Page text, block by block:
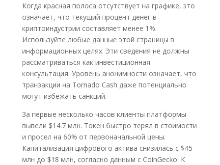
Когда красная полоса отсутствует на графике, это
означает, что текущий процент денег в
криптоиндустрии составляет менее 1%.
Используйте любые данные этой страницы в
информационных целях. Эти сведения не должны
рассматриваться как инвестиционная
консультация. Уровень анонимности означает, что
транзакции на Tornado Cash даже потенциально
могут избежать санкций.
За первые несколько часов клиенты платформы
вывели $14.7 млн. Токен быстро терял в стоимости
и просел на 60% от первоначальной цены.
Капитализация цифрового актива снизилась с $45
млн до $18 млн, согласно данным с CoinGecko. К